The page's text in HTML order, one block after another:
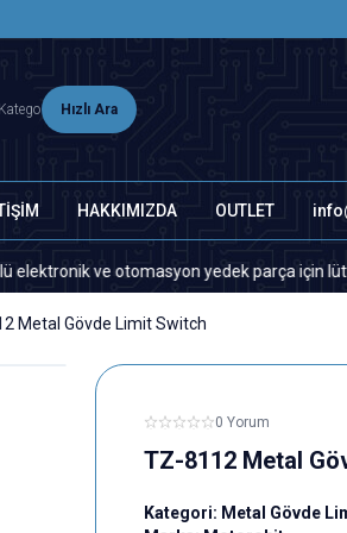
Hızlı Ara
HAKKIMIZDA OUTLET
ve otomasyon yedek parça için lütfen
Metal Gövde Limit Switch
0 Yorum
TZ-8112 Metal
Kategori: Metal Gövde